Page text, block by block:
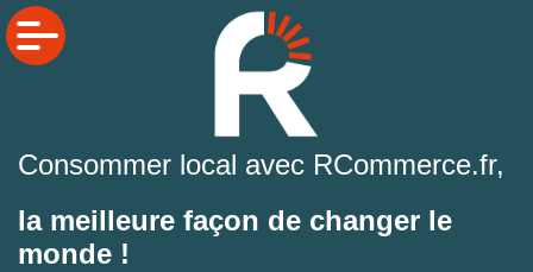
Consommer local avec RCommerce.fr,
la meilleure façon de changer le
monde !